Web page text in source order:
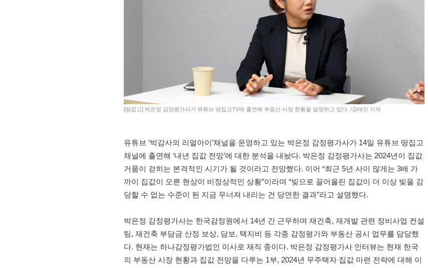
[땅집고] 박은정 감정평가사가 유튜브 땅집고TV에 출연해 부동산 시장 현황을 설명하고 있다. /강태민 기자
유튜브 ‘박감사의 리얼아이’채널을 운영하고 있는 박은정 감정평가사가 14일 유튜브 땅집고
채널에 출연해 ‘내년 집값 전망’에 대한 분석을 내놨다. 박은정 감정평가사는 2024년이 집값
거품이 걷히는 본격적인 시기가 될 것이라고 전망했다. 이어 “최근 5년 사이 많게는 3배 가
까이 집값이 오른 현상이 비정상적인 상황”이라며 “빚으로 끌어올린 집값이 더 이상 빚을 감
당할 수 없는 수준이 된 지금 무너져 내리는 건 당연한 결과”라고 설명했다.
박은정 감정평가사는 한국감정원에서 14년 간 근무하며 재건축, 재개발 관련 정비사업 컨설
팅, 재건축 부담금 산정 보상, 담보, 택지비 등 각종 감정평가와 부동산 공시 업무를 담당했
다. 현재는 하나감정평가법인 이사로 재직 중이다. 박은정 감정평가사 인터뷰는 현재 한국
의 부동산 시장 현황과 집값 전망을 다루는 1부, 2024년 무주택자 집값 마련 전략에 대해 이